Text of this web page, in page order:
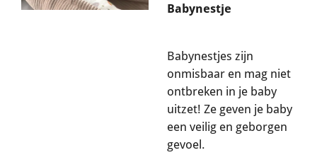
Babynestje
Babynestjes zijn
onmisbaar en mag niet
ontbreken in je baby
uitzet! Ze geven je baby
een veilig en geborgen
gevoel.